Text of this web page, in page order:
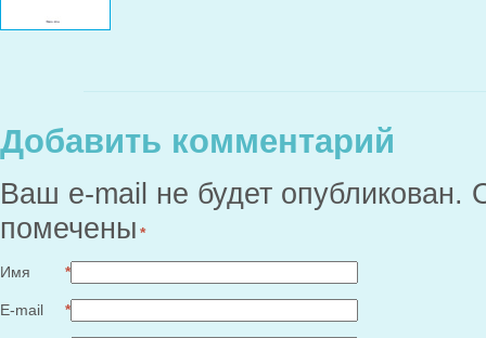
Добавить комментарий
Ваш e-mail не будет опубликован.
помечены
*
Имя *
E-mail *